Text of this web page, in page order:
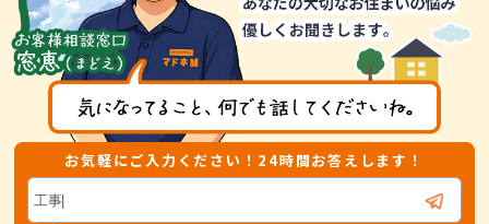
お気軽にご入力ください！24時間お答えします！